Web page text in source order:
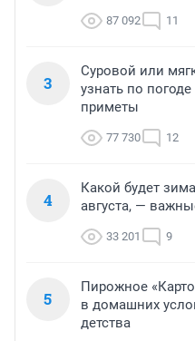
87 092 11
3
Суровой или
узнать по
приметы
77 730 12
4
Какой будет
августа, —
33 201 9
5
Пирожное
в домашних
детства